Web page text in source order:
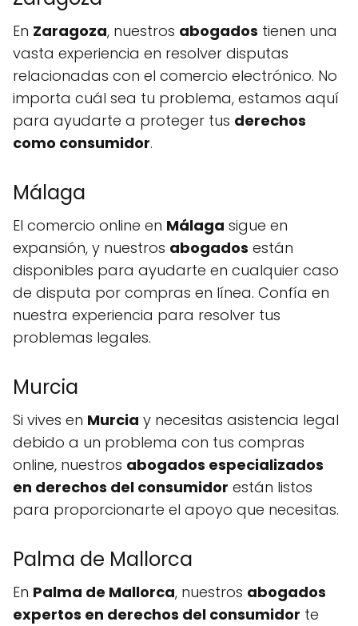
En Zaragoza, nuestros abogados tienen una
vasta experiencia en resolver disputas
relacionadas con el comercio electrónico. No
importa cuál sea tu problema, estamos aquí
para ayudarte a proteger tus derechos
como consumidor.
Málaga
El comercio online en Málaga sigue en
expansión, y nuestros abogados están
disponibles para ayudarte en cualquier caso
de disputa por compras en línea. Confía en
nuestra experiencia para resolver tus
problemas legales.
Murcia
Si vives en Murcia y necesitas asistencia legal
debido a un problema con tus compras
online, nuestros abogados especializados
en derechos del consumidor están listos
para proporcionarte el apoyo que necesitas.
Palma de Mallorca
En Palma de Mallorca, nuestros abogados
expertos en derechos del consumidor te